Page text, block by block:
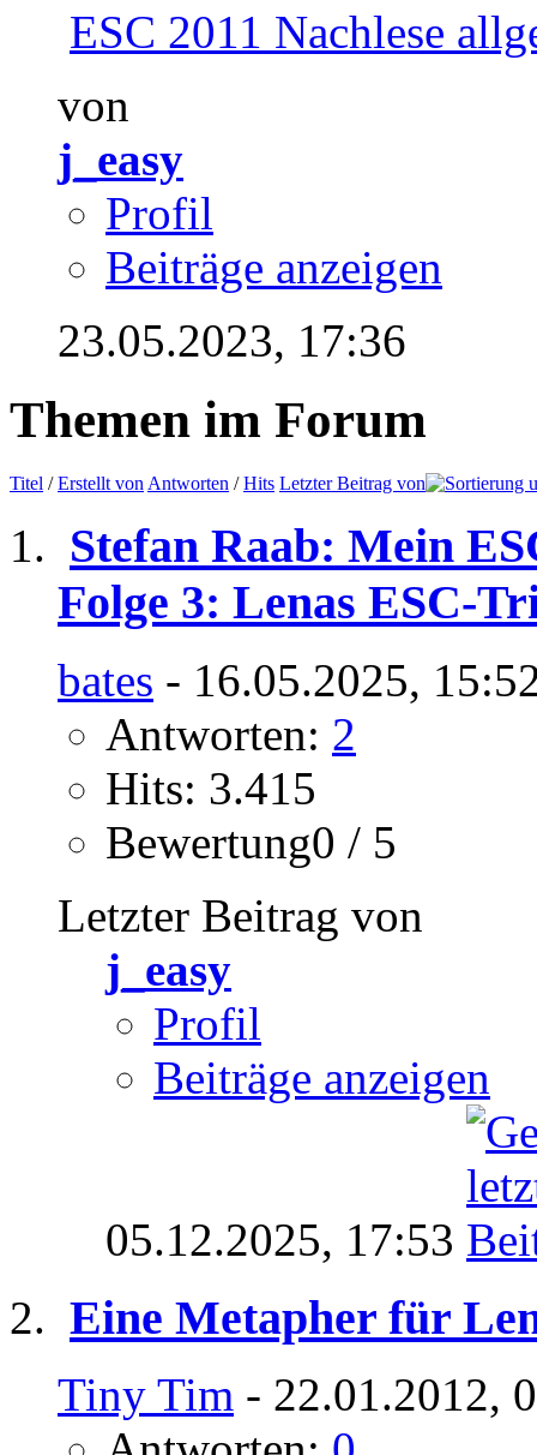
ESC 2011 Nachlese
von
j_easy
Profil
Beiträge anzeigen
23.05.2023, 17:36
Themen im Forum
Titel /Erstellt von Antworten /Hits Letzter Beitrag von
Stefan Raab: Mein
Folge 3: Lenas ESC-
bates - 16.05.2025,
Antworten: 2
Hits: 3.415
Bewertung0 / 5
Letzter Beitrag von
j_easy
Profil
Beiträge anzeigen
05.12.2025, 17:53
Eine Metapher für
Tiny Tim - 22.01.2012,